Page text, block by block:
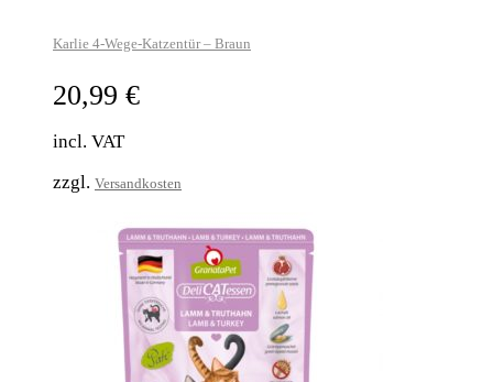
Karlie 4-Wege-Katzentür – Braun
20,99 €
incl. VAT
zzgl. Versandkosten